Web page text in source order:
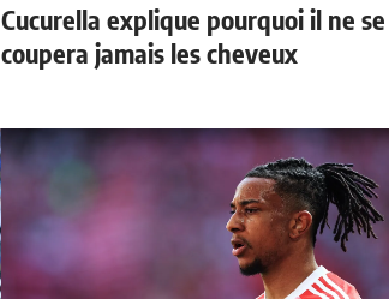
Cucurella explique pourquoi il ne se
coupera jamais les cheveux